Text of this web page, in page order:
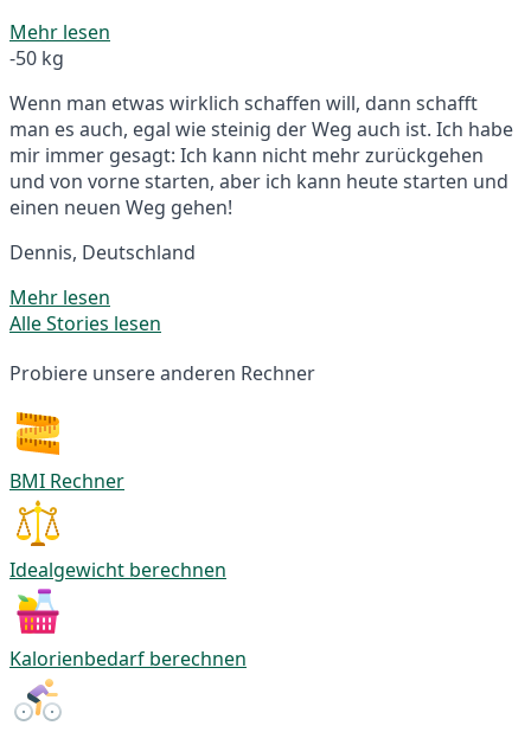
Mehr lesen
-50 kg
Wenn man etwas wirklich schaffen will, dann schafft
man es auch, egal wie steinig der Weg auch ist. Ich habe
mir immer gesagt: Ich kann nicht mehr zurückgehen
und von vorne starten, aber ich kann heute starten und
einen neuen Weg gehen!
Dennis, Deutschland
Mehr lesen
Alle Stories lesen
Probiere unsere anderen Rechner
BMI Rechner
Idealgewicht berechnen
Kalorienbedarf berechnen